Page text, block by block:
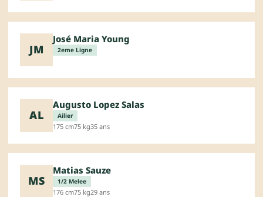
JM
José Maria Young
2eme Ligne
AL
Augusto Lopez Salas
Ailier
175 cm75 kg35 ans
MS
Matias Sauze
1/2 Melee
176 cm75 kg29 ans